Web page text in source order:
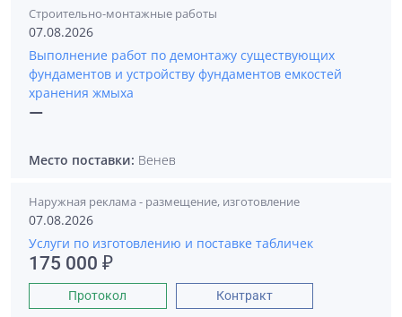
Строительно-монтажные работы
07.08.2026
Выполнение работ по демонтажу существующих
фундаментов и устройству фундаментов емкостей
хранения жмыха
—
Место поставки: Венев
Наружная реклама - размещение, изготовление
07.08.2026
Услуги по изготовлению и поставке табличек
175 000 ₽
Протокол Контракт